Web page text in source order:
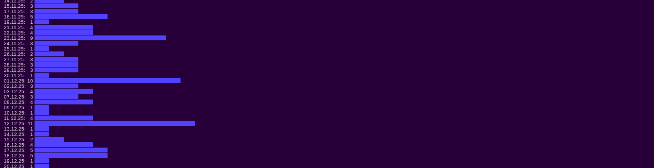
15.11.25:
3
17.11.25:
3
18.11.25:
5
19.11.25:
1
21.11.25:
4
22.11.25:
4
23.11.25:
9
24.11.25:
3
25.11.25:
1
26.11.25:
2
27.11.25:
3
28.11.25:
3
29.11.25:
3
30.11.25:
1
01.12.25: 10
02.12.25:
3
03.12.25:
4
07.12.25:
3
08.12.25:
4
09.12.25:
1
10.12.25:
1
11.12.25:
4
12.12.25: 11
13.12.25:
1
14.12.25:
1
15.12.25:
2
16.12.25:
4
17.12.25:
5
18.12.25:
5
19.12.25:
1
20.12.25:
1